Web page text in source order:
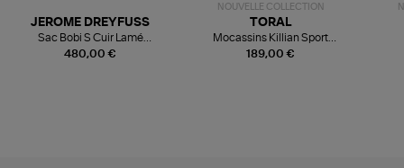
480,00 €
JEROME DREYFUSS
Sac Bobi S Cuir Lamé
Champagne
NOUVELLE COLLECTION
189,00 €
TORAL
Mocassins Killian Sport
Mousse